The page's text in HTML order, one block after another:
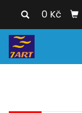
0 Kč